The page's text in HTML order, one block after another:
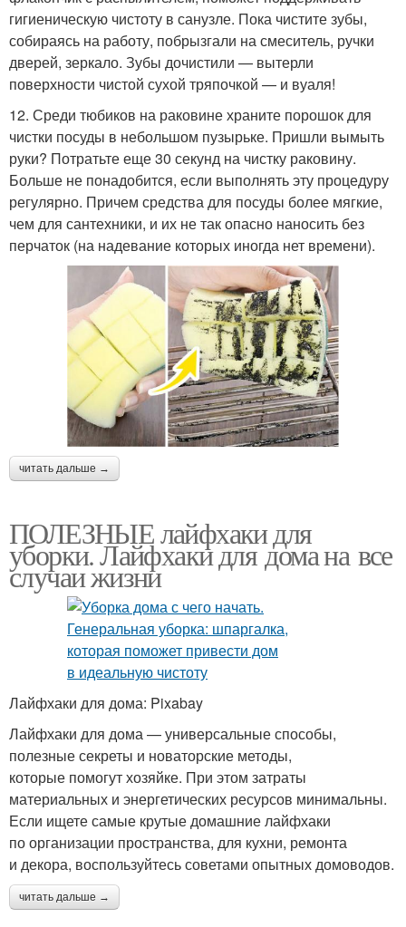
гигиеническую чистоту в санузле. Пока чистите зубы,
собираясь на работу, побрызгали на смеситель, ручки
дверей, зеркало. Зубы дочистили — вытерли
поверхности чистой сухой тряпочкой — и вуаля!
12. Среди тюбиков на раковине храните порошок для
чистки посуды в небольшом пузырьке. Пришли вымыть
руки? Потратьте еще 30 секунд на чистку раковину.
Больше не понадобится, если выполнять эту процедуру
регулярно. Причем средства для посуды более мягкие,
чем для сантехники, и их не так опасно наносить без
перчаток (на надевание которых иногда нет времени).
читать дальше →
ПОЛЕЗНЫЕ лайфхаки для
уборки. Лайфхаки для дома на все
случаи жизни
Лайфхаки для дома: Pixabay
Лайфхаки для дома — универсальные способы,
полезные секреты и новаторские методы,
которые помогут хозяйке. При этом затраты
материальных и энергетических ресурсов минимальны.
Если ищете самые крутые домашние лайфхаки
по организации пространства, для кухни, ремонта
и декора, воспользуйтесь советами опытных домоводов.
читать дальше →